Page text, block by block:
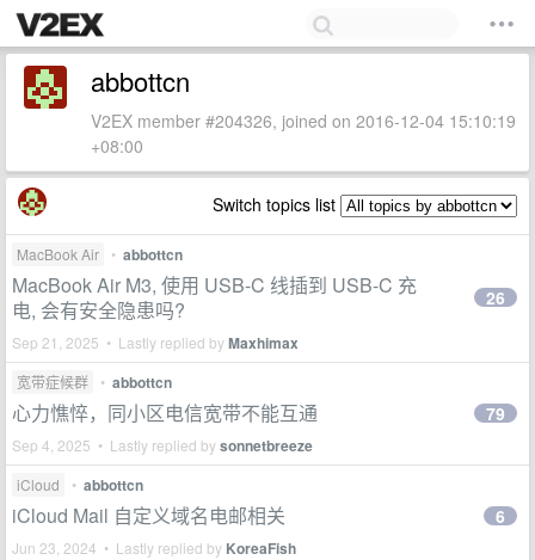
abbottcn
V2EX member #204326, joined on 2016-12-04 15:10:19
+08:00
Switch topics list
MacBook Air • abbottcn
MacBook Air M3, 使用 USB-C 线插到 USB-C 充
电, 会有安全隐患吗?
Sep 21, 2025 • Lastly replied byMaxhimax
26
宽带症候群 • abbottcn
心力憔悴，同小区电信宽带不能互通
Sep 4, 2025 • Lastly replied bysonnetbreeze
79
iCloud • abbottcn
iCloud Mail 自定义域名电邮相关
Jun 23, 2024 • Lastly replied by KoreaFish
6